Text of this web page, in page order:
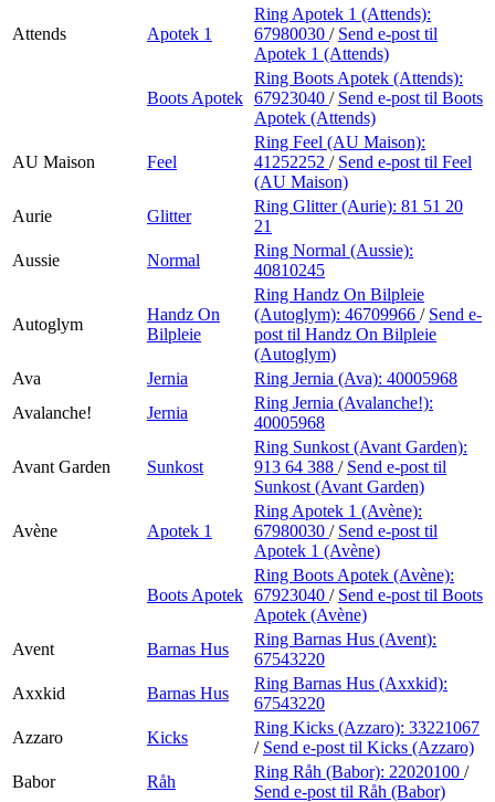
Attends Apotek 1
Ring Apotek 1 (Attends):
67980030 / Send e-post til
Apotek 1 (Attends)
Boots Apotek
Ring Boots Apotek (Attends):
67923040 / Send e-post til Boots
Apotek (Attends)
AU Maison Feel
Ring Feel (AU Maison):
41252252 / Send e-post til Feel
(AU Maison)
Aurie
Glitter
Ring Glitter (Aurie): 81 51 20
21
Aussie
Normal
Ring Normal (Aussie):
40810245
Autoglym
Handz On
Bilpleie
Ring Handz On Bilpleie
(Autoglym): 46709966 / Send e-
post til Handz On Bilpleie
(Autoglym)
Ava
Jernia Ring Jernia (Ava): 40005968
Avalanche!
Jernia
Ring Jernia (Avalanche!):
40005968
Avant Garden Sunkost
Ring Sunkost (Avant Garden):
913 64 388 / Send e-post til
Sunkost (Avant Garden)
Avène Apotek 1
Ring Apotek 1 (Avène):
67980030 / Send e-post til
Apotek 1 (Avène)
Boots Apotek
Ring Boots Apotek (Avène):
67923040 / Send e-post til Boots
Apotek (Avène)
Avent
Barnas Hus
Ring Barnas Hus (Avent):
67543220
Axxkid
Barnas Hus
Ring Barnas Hus (Axxkid):
67543220
Azzaro
Kicks
Ring Kicks (Azzaro): 33221067
/ Send e-post til Kicks (Azzaro)
Babor
Råh
Ring Råh (Babor): 22020100 /
Send e-post til Råh (Babor)